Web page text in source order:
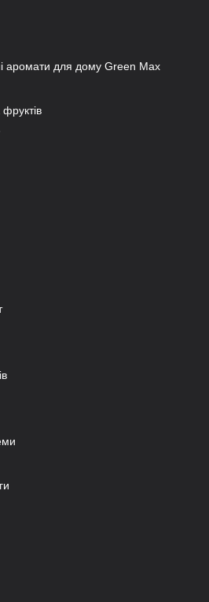
аромати для дому Green Max